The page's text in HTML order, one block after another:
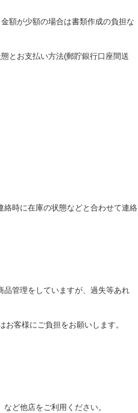
額が少額の場合は書類作成の負担な
とお支払い方法(郵貯銀行口座間送
時に在庫の状態などと合わせて連絡
管理をしていますが、過失等あれ
客様にご負担をお願いします。
ど他店をご利用ください。